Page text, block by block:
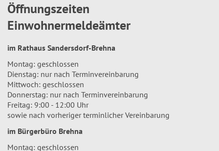
Öffnungszeiten
Einwohnermeldeämter
im Rathaus Sandersdorf-Brehna
Montag: geschlossen
Dienstag: nur nach Terminvereinbarung
Mittwoch: geschlossen
Donnerstag: nur nach Terminvereinbarung
Freitag: 9:00 - 12:00 Uhr
sowie nach vorheriger terminlicher Vereinbarung
im Bürgerbüro Brehna
Montag: geschlossen